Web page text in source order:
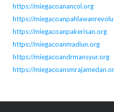
https://miegacoanancol.org
https://
https://miegacoanpakerisan.org
https://miegacoanmadiun.org
https://miegacoandrmansyur.org
https://